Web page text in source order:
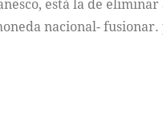
está la de
nacional-